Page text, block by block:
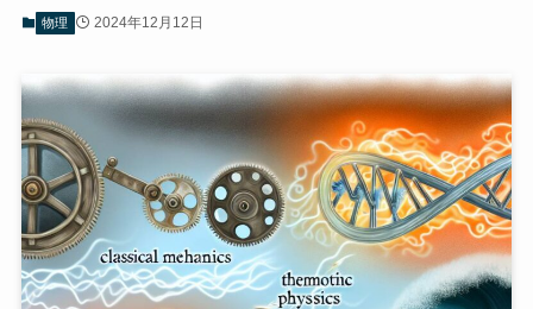
物理 2024年12月12日